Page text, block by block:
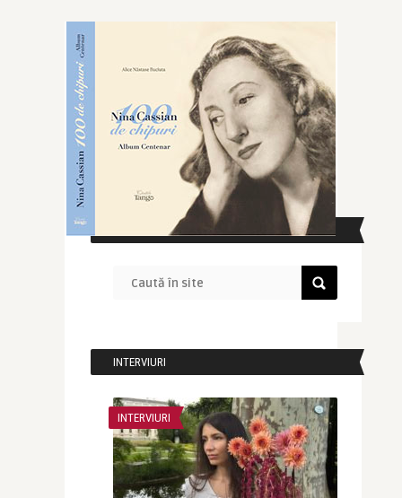
CAUTĂ ÎN SITE
INTERVIURI
INTERVIURI